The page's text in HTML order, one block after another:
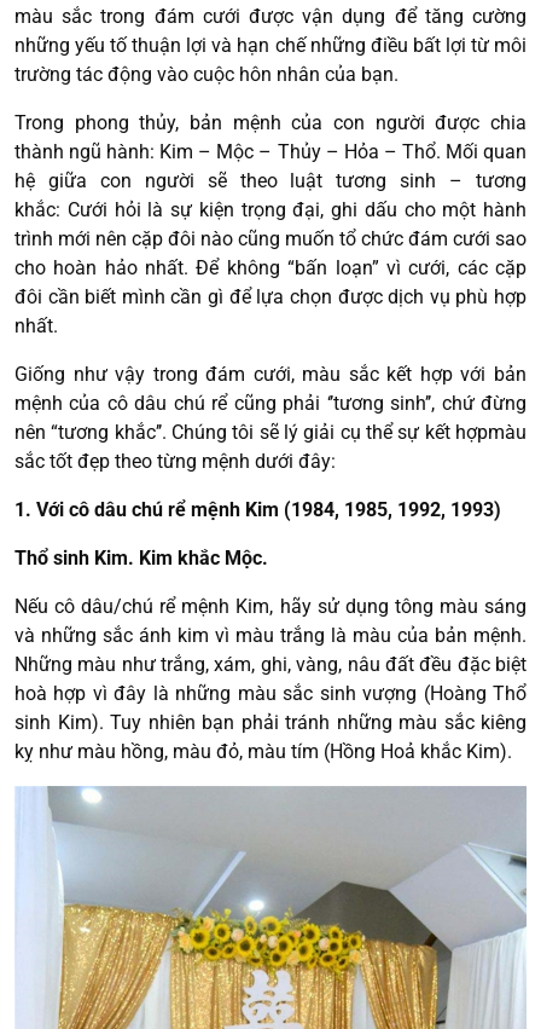
màu sắc trong đám cưới được vận dụng để tăng cường
những yếu tố thuận lợi và hạn chế những điều bất lợi từ môi
trường tác động vào cuộc hôn nhân của bạn.
Trong phong thủy, bản mệnh của con người được chia
thành ngũ hành: Kim – Mộc – Thủy – Hỏa – Thổ. Mối quan
hệ giữa con người sẽ theo luật tương sinh – tương
khắc: Cưới hỏi là sự kiện trọng đại, ghi dấu cho một hành
trình mới nên cặp đôi nào cũng muốn tổ chức đám cưới sao
cho hoàn hảo nhất. Để không “bấn loạn” vì cưới, các cặp
đôi cần biết mình cần gì để lựa chọn được dịch vụ phù hợp
nhất.
Giống như vậy trong đám cưới, màu sắc kết hợp với bản
mệnh của cô dâu chú rể cũng phải ‘’tương sinh’’, chứ đừng
nên “tương khắc’’. Chúng tôi sẽ lý giải cụ thể sự kết hợpmàu
sắc tốt đẹp theo từng mệnh dưới đây:
1. Với cô dâu chú rể mệnh Kim (1984, 1985, 1992, 1993)
Thổ sinh Kim. Kim khắc Mộc.
Nếu cô dâu/chú rể mệnh Kim, hãy sử dụng tông màu sáng
và những sắc ánh kim vì màu trắng là màu của bản mệnh.
Những màu như trắng, xám, ghi, vàng, nâu đất đều đặc biệt
hoà hợp vì đây là những màu sắc sinh vượng (Hoàng Thổ
sinh Kim). Tuy nhiên bạn phải tránh những màu sắc kiêng
kỵ như màu hồng, màu đỏ, màu tím (Hồng Hoả khắc Kim).